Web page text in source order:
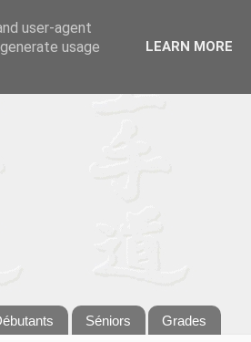
Séniors Grades
user-agent
usage
LEARN MORE